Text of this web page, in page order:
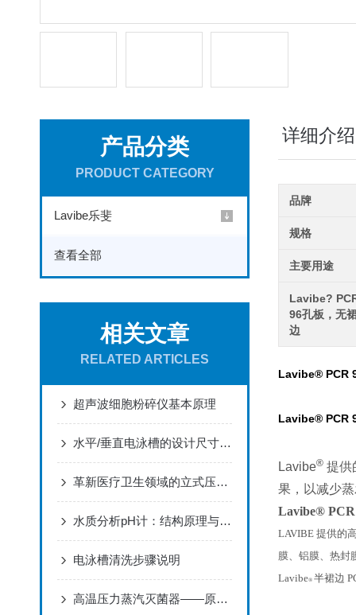
产品分类
PRODUCT CATEGORY
Lavibe乐斐
查看全部
相关文章
RELATED ARTICLES
超声波细胞粉碎仪基本原理
水平/垂直电泳槽的设计尺寸，由哪些决定因素
革新医疗卫生领域的立式压力蒸汽灭菌器
水质分析pH计：结构原理与整体技术详解
电泳槽清洗步骤说明
高温压力蒸汽灭菌器——原理、分类与实验室安全使用的系统指南
详细介绍
品牌
规格
主要用途
Lavibe?
96孔板，无
边
Lavibe® PCR
Lavibe® PCR
Lavibe® 提供
果，以减少
Lavibe®
LAVIBE 提供的
膜、铝膜、热封
Lavibe® 半裙边